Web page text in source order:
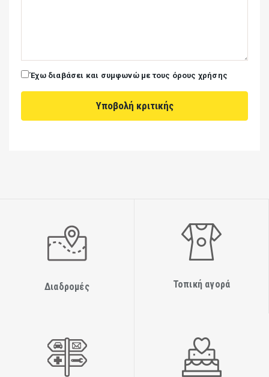
Έχω διαβάσει και συμφωνώ με τους όρους χρήσης
Διαδρομές Τοπική αγορά